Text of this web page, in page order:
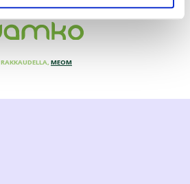
RAKKAUDELLA, MEOM